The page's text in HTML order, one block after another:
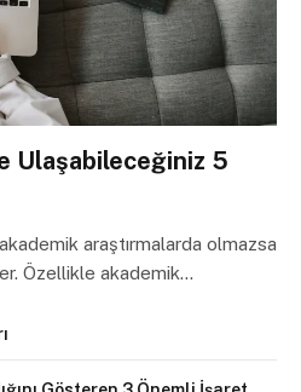
Ulaşabileceğiniz 5
araştırmalarda olmazsa
Özellikle akademik…